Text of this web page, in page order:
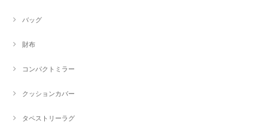
バッグ
財布
コンパクトミラー
クッションカバー
タペストリーラグ